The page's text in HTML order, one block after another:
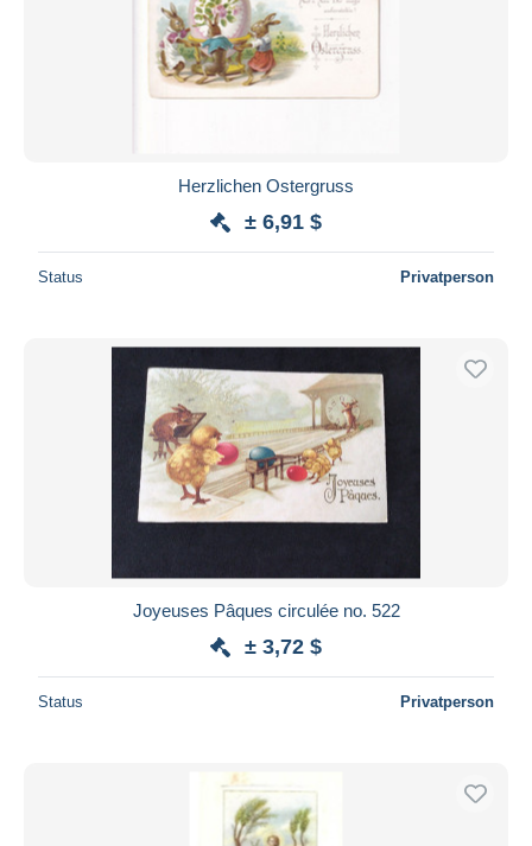
Herzlichen Ostergruss
± 6,91 $
Status Privatperson
Joyeuses Pâques circulée no. 522
± 3,72 $
Status Privatperson